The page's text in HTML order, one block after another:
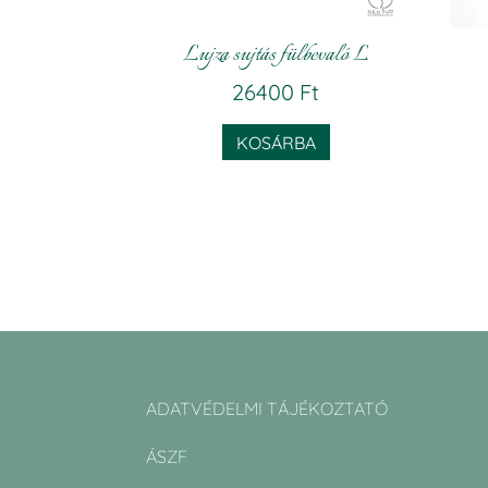
Lujza sujtás fülbevaló L
26400 Ft
KOSÁRBA
ADATVÉDELMI TÁJÉKOZTATÓ
ÁSZF